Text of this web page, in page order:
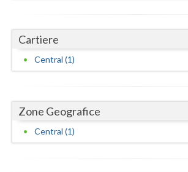
Giurgiu
Hunedoara
Ialomita
Cartiere
Central (1)
Zone Geografice
Central (1)